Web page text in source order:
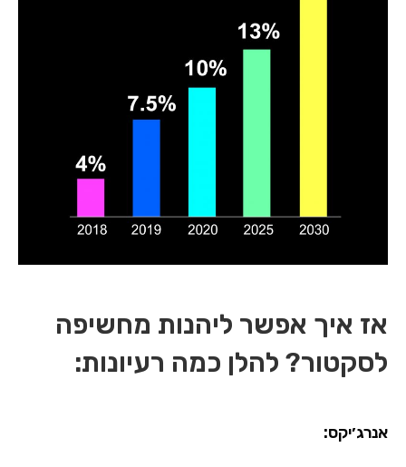
אז איך אפשר ליהנות מחשיפה
לסקטור? להלן כמה רעיונות:
אנרג׳יקס: